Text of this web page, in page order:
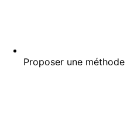
Proposer une